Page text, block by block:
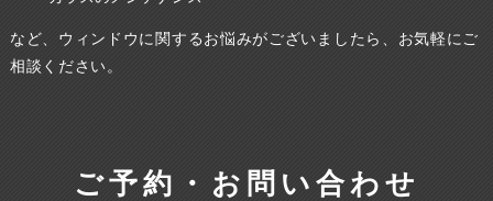
など、ウィンドウに関するお悩みがございましたら、お気軽にご
相談ください。
ご予約・お問い合わせ